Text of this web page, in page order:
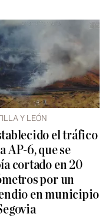
Y LEÓN
el tráfico
AP-6, que se
cortado en 20
por un
en municipio